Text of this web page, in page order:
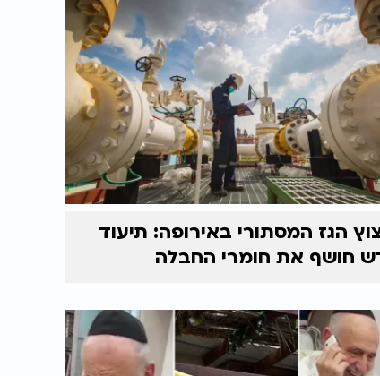
הגז המסתורי באירופה: תיעוד
חושף את חומרי החבלה